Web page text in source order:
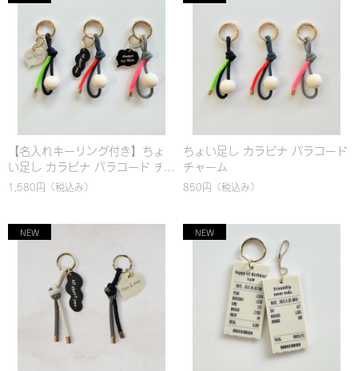
【名入れキーリング付き】ちょ
い足し カラビナ パラコード チ
ャーム
1,580円 （税込み）
ちょい足し カラビナ パラコード
チャーム
850円 （税込み）